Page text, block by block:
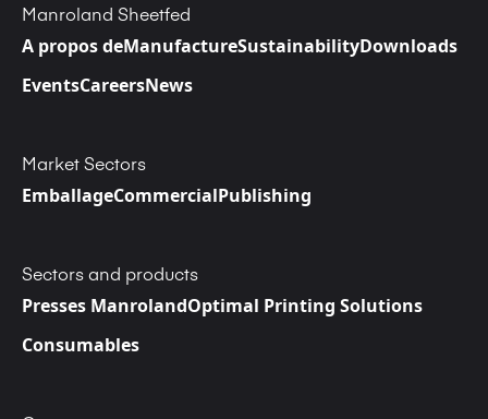
Manroland Sheetfed
A propos deManufactureSustainabilityDownloads
EventsCareersNews
Market Sectors
EmballageCommercialPublishing
Sectors and products
Presses ManrolandOptimal Printing Solutions
Consumables